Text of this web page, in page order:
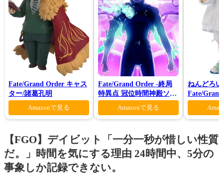
Fate/Grand Order キャス
ター/諸葛孔明
Amazonで見る
Fate/Grand Order -終局
特異点 冠位時間神殿ソロ
モン-(完全生産限定版)
Amazonで見る
ねんどろ
Fate/
ンダー/オ
マー・プ
【FGO】デイビット「一分一秒が惜しい性質
だ。」時間を気にする理由 24時間中、5分の
事象しか記録できない。